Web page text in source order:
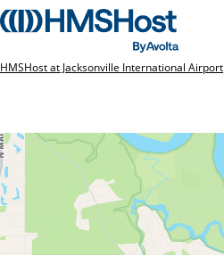
HMSHost at Jacksonville International Airport